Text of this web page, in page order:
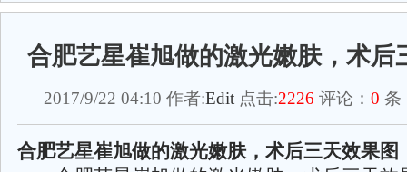
合肥艺星崔旭做的激光嫩肤，术后
2017/9/22 04:10 作者:Edit 点击:2226 评论： 0 条
合肥艺星崔旭做的激光嫩肤，术后三天效果图